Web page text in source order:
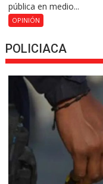
pública en medio...
OPINIÓN
POLICIACA